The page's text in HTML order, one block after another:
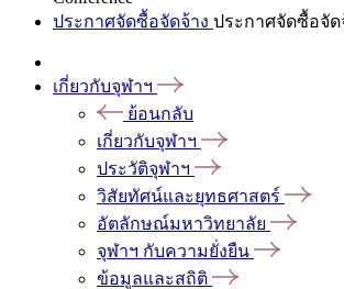
ประกาศจัดซื้อจัดจ้าง ประกาศจัดซื้อจัด
เกี่ยวกับจุฬาฯ
ย้อนกลับ
เกี่ยวกับจุฬาฯ
ประวัติจุฬาฯ
วิสัยทัศน์และยุทธศาสตร์
อัตลักษณ์มหาวิทยาลัย
จุฬาฯ กับความยั่งยืน
ข้อมูลและสถิติ